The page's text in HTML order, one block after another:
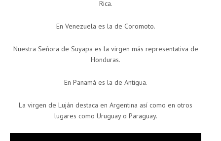
Rica.
En Venezuela es la de Coromoto.
Nuestra Señora de Suyapa es la virgen más representativa de
Honduras.
En Panamá es la de Antigua.
La virgen de Luján destaca en Argentina así como en otros
lugares como Uruguay o Paraguay.